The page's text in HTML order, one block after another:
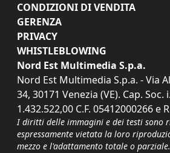
CONDIZIONI DI VENDITA
GERENZA
PRIVACY
WHISTLEBLOWING
Nord Est Multimedia S.p.a.
Nord Est Multimedia S.p.a. - Via
34, 30171 Venezia (VE). Cap. Soc.
1.432.522,00 C.F. 05412000266 e
I diritti delle immagini e dei testi sono
espressamente vietata la loro
mezzo e l'adattamento totale o parziale.